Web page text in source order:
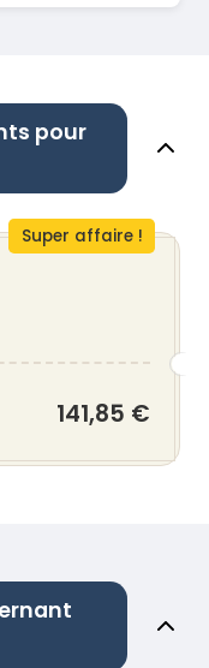
pour
Super affaire !
141,85 €